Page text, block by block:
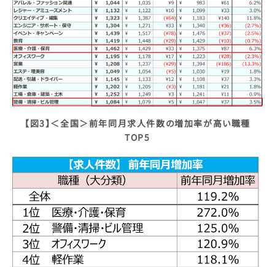
【図3】＜全国＞前年同月求人件数の増加率が高い職種
TOP5